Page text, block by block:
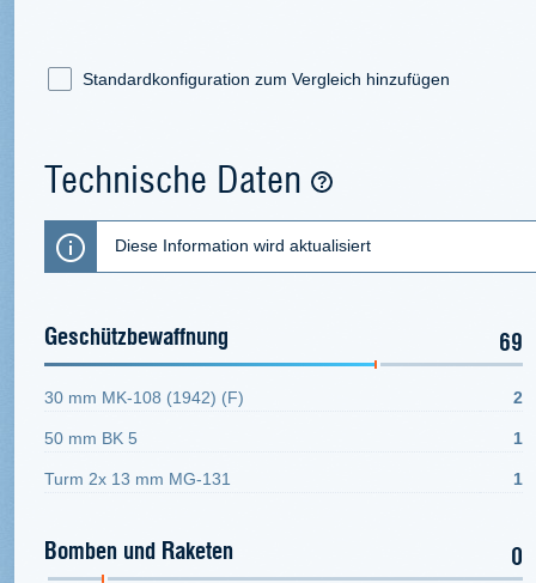
Standardkonfiguration zum Vergleich hinzufügen
Technische Daten
Diese Information wird aktualisiert
Geschützbewaffnung 69
30 mm MK-108 (1942) (F) 2
50 mm BK 5 1
Turm 2x 13 mm MG-131 1
Bomben und Raketen 0